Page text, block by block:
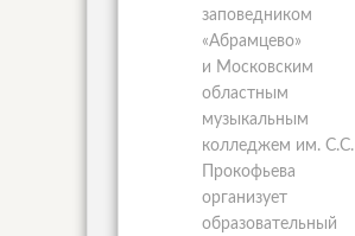
заповедником
«Абрамцево»
и Московским
областным
музыкальным
колледжем им. С.С.
Прокофьева
организует
образовательный